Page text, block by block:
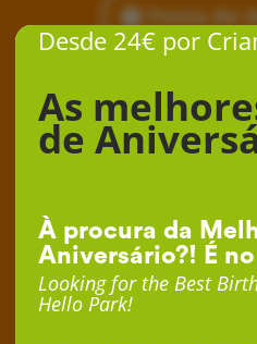
Festa de
Desde 24€ por
As
de
À procura da
Aniversário?! É
Looking for the Best
Hello Park!